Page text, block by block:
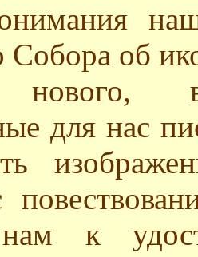
Собора об
нового,
для нас
к